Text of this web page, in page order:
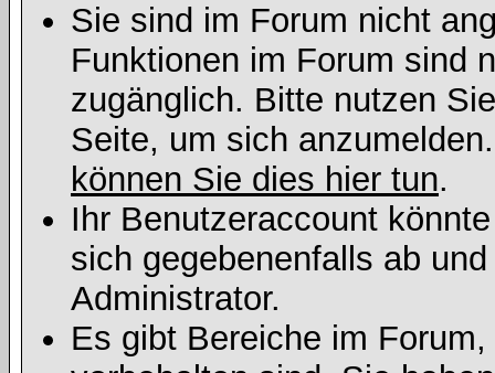
Sie sind im Forum nicht
Funktionen im Forum sind
zugänglich. Bitte nutzen
Seite, um sich
können Sie dies hier tun.
Ihr Benutzeraccount
sich gegebenenfalls ab
Administrator.
Es gibt Bereiche im